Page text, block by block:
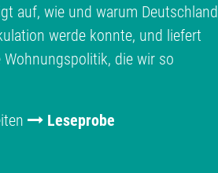
auf, wie und warum Deutschland
werde konnte, und liefert
die wir so
Leseprobe